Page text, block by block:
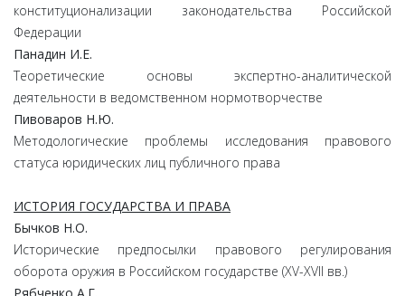
конституционализации законодательства Российской
Федерации
Панадин И.Е.
Теоретические основы экспертно-аналитической
деятельности в ведомственном нормотворчестве
Пивоваров Н.Ю.
Методологические проблемы исследования правового
статуса юридических лиц публичного права
ИСТОРИЯ ГОСУДАРСТВА И ПРАВА
Бычков Н.О.
Исторические предпосылки правового регулирования
оборота оружия в Российском государстве (XV-XVII вв.)
Рябченко А.Г.